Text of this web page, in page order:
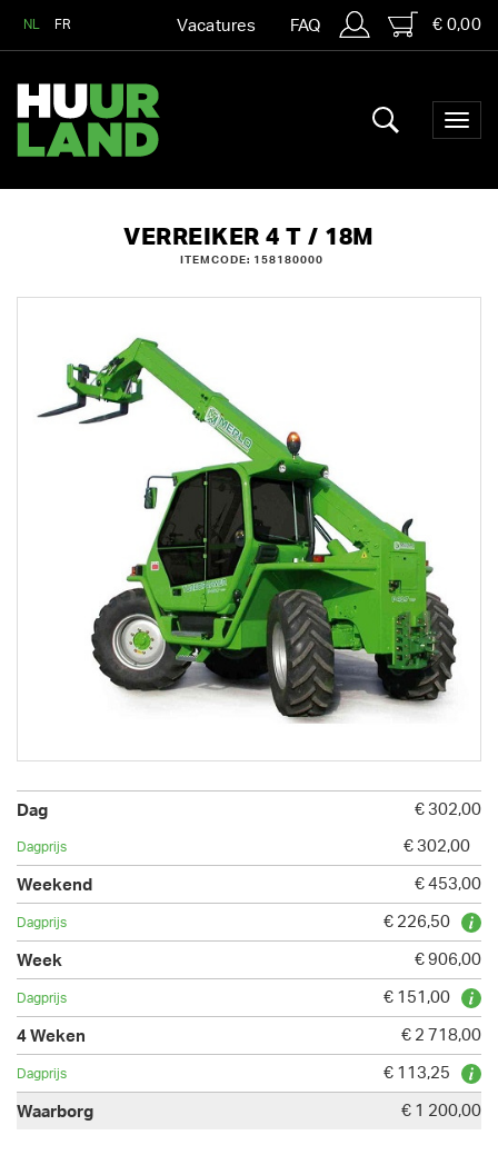
NL FR Vacatures FAQ € 0,00
VERREIKER 4 T / 18M
ITEMCODE: 158180000
€ 302,00
€ 302,00
€ 453,00
€ 226,50
€ 906,00
€ 151,00
€ 2 718,00
€ 113,25
€ 1 200,00